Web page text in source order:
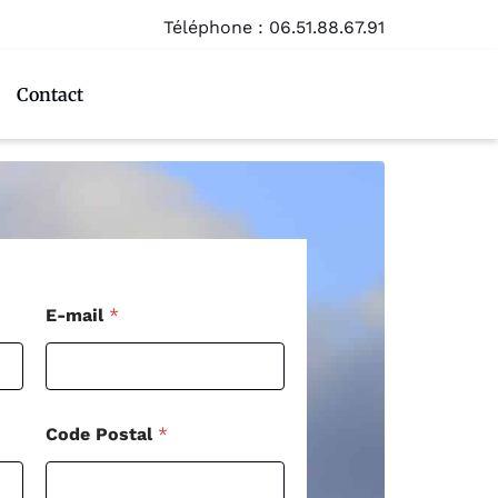
Téléphone : 06.51.88.67.91
Contact
E-mail *
Code Postal *